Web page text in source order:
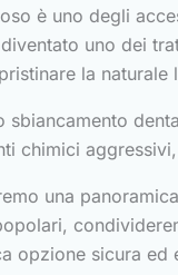
è uno degli
uno dei
la naturale
sbiancamento
chimici
una
opzione sicura